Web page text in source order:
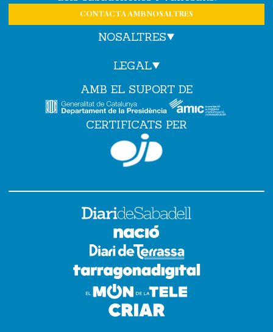
CONTACTA AMB NOSALTRES
NOSALTRES
LEGAL
AMB EL SUPORT DE
CERTIFICATS PER